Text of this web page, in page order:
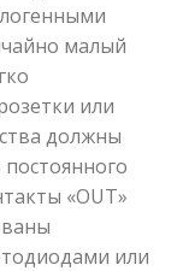
малый
или
должны
«OUT»
или